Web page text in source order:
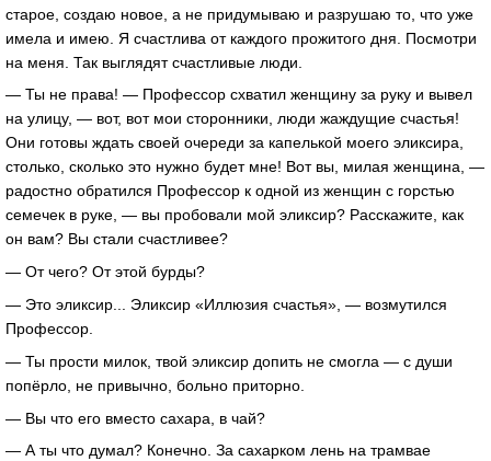
старое, создаю новое, а не придумываю и разрушаю то, что уже
имела и имею. Я счастлива от каждого прожитого дня. Посмотри
на меня. Так выглядят счастливые люди.
— Ты не права! — Профессор схватил женщину за руку и вывел
на улицу, — вот, вот мои сторонники, люди жаждущие счастья!
Они готовы ждать своей очереди за капелькой моего эликсира,
столько, сколько это нужно будет мне! Вот вы, милая женщина, —
радостно обратился Профессор к одной из женщин с горстью
семечек в руке, — вы пробовали мой эликсир? Расскажите, как
он вам? Вы стали счастливее?
— От чего? От этой бурды?
— Это эликсир... Эликсир «Иллюзия счастья», — возмутился
Профессор.
— Ты прости милок, твой эликсир допить не смогла — с души
попёрло, не привычно, больно приторно.
— Вы что его вместо сахара, в чай?
— А ты что думал? Конечно. За сахарком лень на трамвае